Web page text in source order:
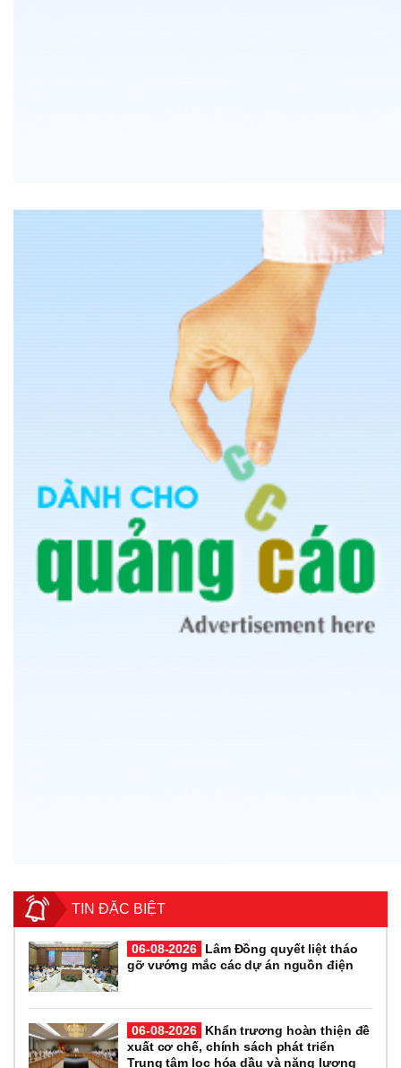
TIN ĐẶC BIỆT
06-08-2026
Lâm Đồng quyết liệt tháo
gỡ vướng mắc các dự án nguồn điện
06-08-2026
Khẩn trương hoàn thiện đề
xuất cơ chế, chính sách phát triển
Trung tâm lọc hóa dầu và năng lượng